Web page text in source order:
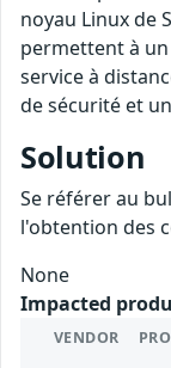
noyau Linux de
permettent à
service à
de sécurité et
Solution
Se référer au
l'obtention des
None
Impacted
VENDOR